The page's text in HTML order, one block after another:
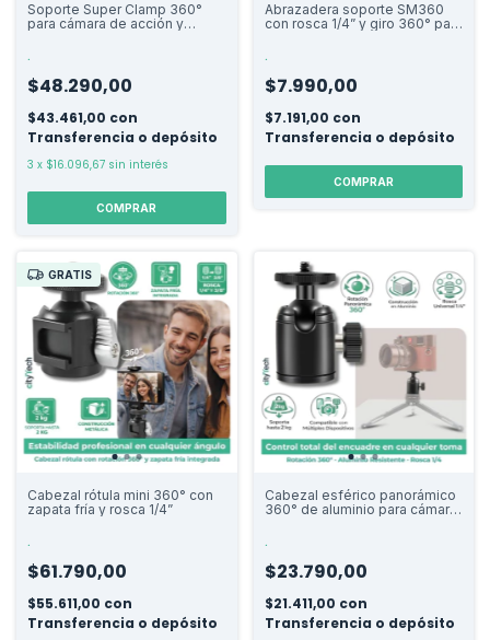
Soporte Super Clamp 360°
para cámara de acción y
.
$48.290,00
$43.461,00 con
Transferencia o depósito
3 x $16.096,67 sin interés
COMPRAR
Abrazadera soporte SM360
con rosca 1/4” y giro 360° para
.
$7.990,00
$7.191,00 con
Transferencia o depósito
GRATIS
Cabezal rótula mini 360° con
zapata fría y rosca 1/4”
.
$61.790,00
$55.611,00 con
Transferencia o depósito
Cabezal esférico panorámico
360° de aluminio para cámara,
.
$23.790,00
$21.411,00 con
Transferencia o depósito